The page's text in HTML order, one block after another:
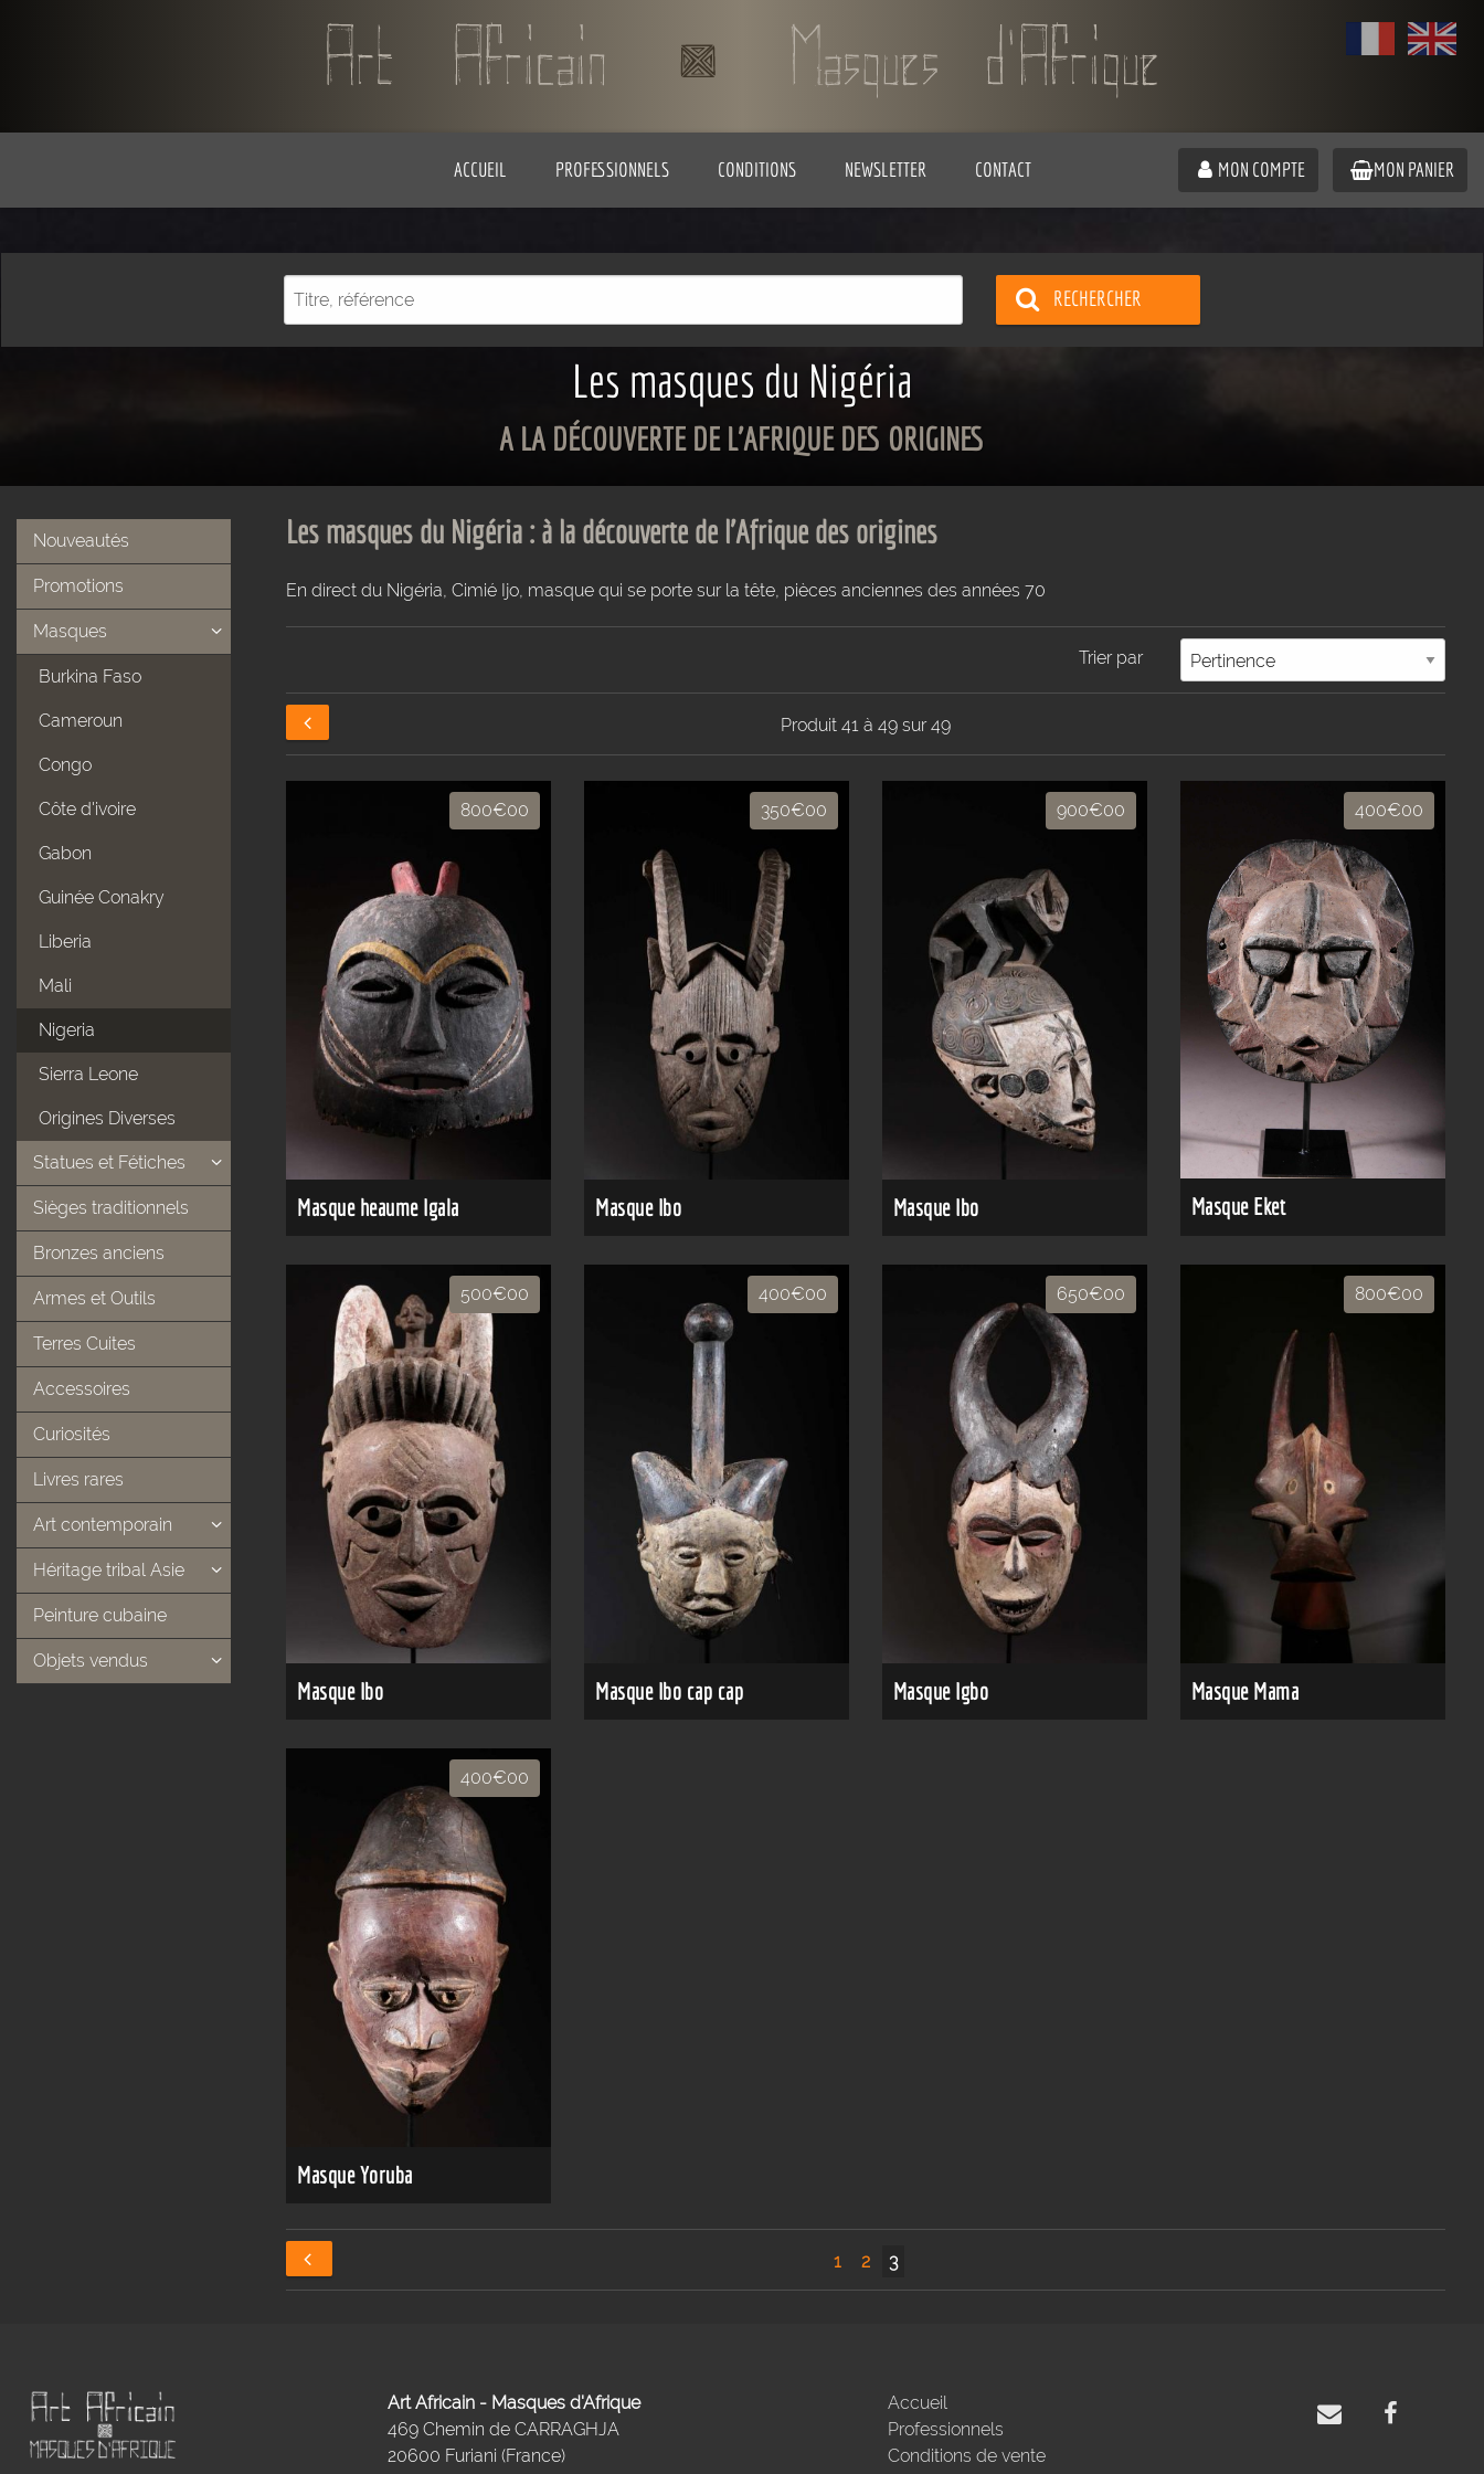
ACCUEIL PROFESSIONNELS CONDITIONS NEWSLETTER CONTACT MON COMPTE MON PANIER
RECHERCHER
Les masques du Nigéria
A LA DÉCOUVERTE DE L'AFRIQUE DES ORIGINES
Nouveautés
Promotions
Masques
Burkina Faso
Cameroun
Congo
Côte d'ivoire
Gabon
Guinée Conakry
Liberia
Mali
Nigeria
Sierra Leone
Origines Diverses
Statues et Fétiches
Sièges traditionnels
Bronzes anciens
Armes et Outils
Terres Cuites
Accessoires
Curiosités
Livres rares
Art contemporain
Héritage tribal Asie
Peinture cubaine
Objets vendus
Les masques du Nigéria : à la découverte de l'Afrique des origines
En direct du Nigéria, Cimié Ijo, masque qui se porte sur la tête, pièces anciennes des années 70
Trier par
Produit 41 à 49 sur 49
800€00
Masque heaume Igala
350€00
Masque Ibo
900€00
Masque Ibo
400€00
Masque Eket
500€00
Masque Ibo
400€00
Masque Ibo cap cap
650€00
Masque Igbo
800€00
Masque Mama
400€00
Masque Yoruba
1 2 3
Art Africain - Masques d'Afrique
469 Chemin de CARRAGHJA
20600 Furiani (France)
Accueil
Professionnels
Conditions de vente